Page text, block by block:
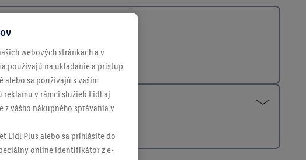
webových stránkach a v
používajú na ukladanie a prístup
sa používajú s vaším
v rámci služieb Lidl aj
vášho nákupného správania v
Lidl Plus alebo sa prihlásite do
online identifikátor z e-